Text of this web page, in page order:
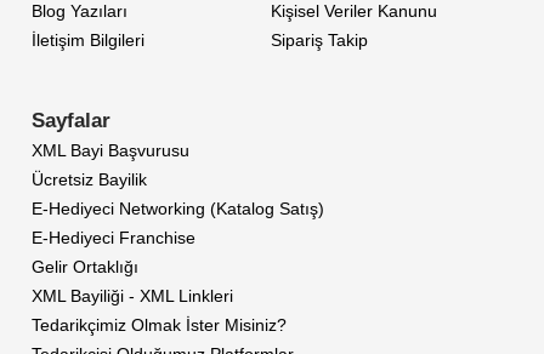
Blog Yazıları
İletişim Bilgileri
Kişisel Veriler Kanunu
Sipariş Takip
Sayfalar
XML Bayi Başvurusu
Ücretsiz Bayilik
E-Hediyeci Networking (Katalog Satış)
E-Hediyeci Franchise
Gelir Ortaklığı
XML Bayiliği - XML Linkleri
Tedarikçimiz Olmak İster Misiniz?